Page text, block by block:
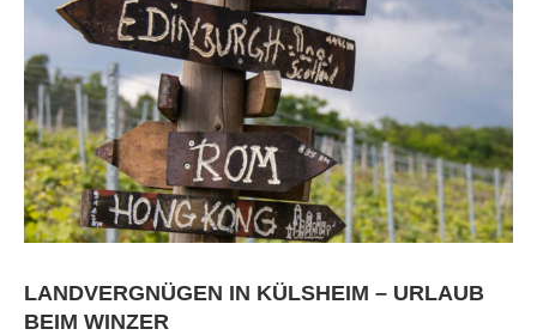
LANDVERGNÜGEN IN KÜLSHEIM – URLAUB
BEIM WINZER